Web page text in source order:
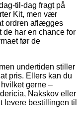
til-dag fragt på
Kit, men vær
ordren aflægges
de har en chance for
før de
undertiden stiller
pris. Ellers kan du
gerne –
Nakskov eller
levere bestillingen til